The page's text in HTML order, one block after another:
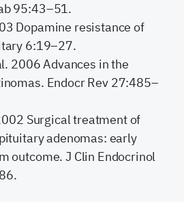
95:43–51.
Dopamine resistance of
6:19–27.
2006 Advances in the
Endocr Rev 27:485–
Surgical treatment of
adenomas: early
outcome. J Clin Endocrinol